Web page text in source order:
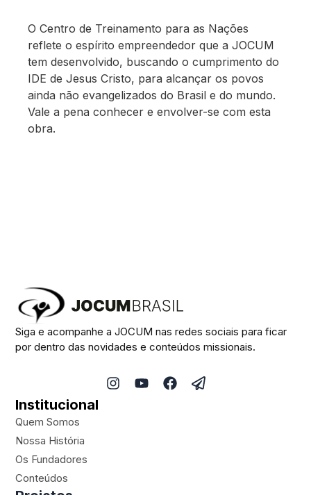
O Centro de Treinamento para as Nações
reflete o espírito empreendedor que a JOCUM
tem desenvolvido, buscando o cumprimento do
IDE de Jesus Cristo, para alcançar os povos
ainda não evangelizados do Brasil e do mundo.
Vale a pena conhecer e envolver-se com esta
obra.
Siga e acompanhe a JOCUM nas redes sociais para ficar
por dentro das novidades e conteúdos missionais.
I
n
Y
o
F
a
P
a
Institucional
Quem Somos
Nossa História
Os Fundadores
Conteúdos